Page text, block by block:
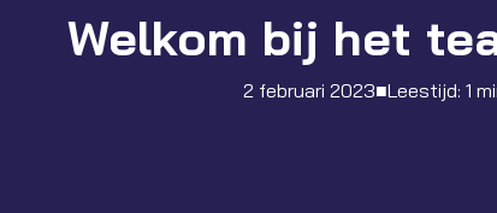
Welkom bij het
2 februari 2023■Leestijd: 1